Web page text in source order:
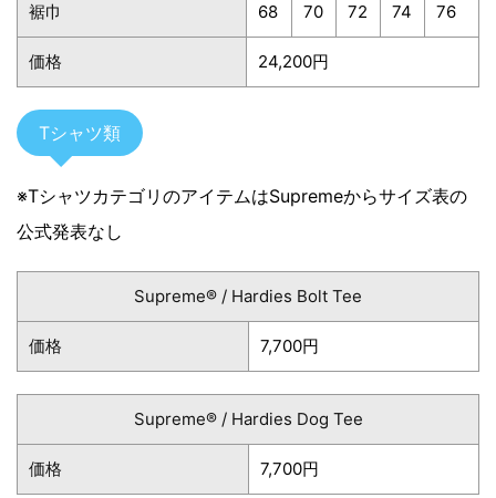
裾巾 68 70 72 74 76
価格 24,200円
Tシャツ類
※TシャツカテゴリのアイテムはSupremeからサイズ表の
公式発表なし
Supreme® / Hardies Bolt Tee
価格 7,700円
Supreme® / Hardies Dog Tee
価格 7,700円